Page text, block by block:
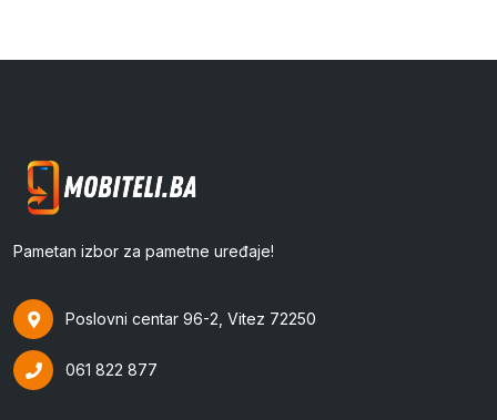
Pametan izbor za pametne uređaje!
Poslovni centar 96-2, Vitez 72250
061 822 877